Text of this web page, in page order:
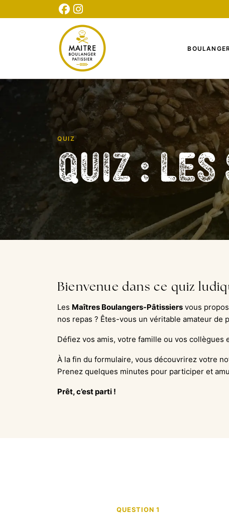
INSCRIPTION
TESTEZ NOTRE QUIZ
QUIZ
Quiz :
Bienvenue dans ce quiz
Les Maîtres Boulangers-Pâtissiers vous
nos repas ? Êtes-vous un véritable amateur
Défiez vos amis, votre famille ou vos
À la fin du formulaire, vous découvrirez votre
Prenez quelques minutes pour participer et
Prêt, c’est parti !
QUESTION 1